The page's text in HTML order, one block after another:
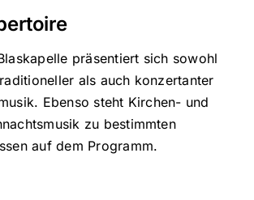
präsentiert sich sowohl
als auch konzertanter
Ebenso steht Kirchen- und
zu bestimmten
auf dem Programm.